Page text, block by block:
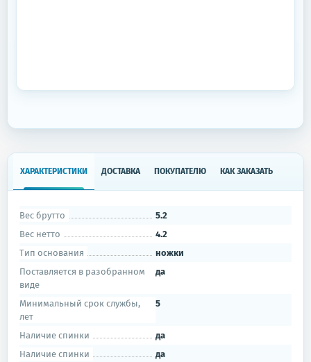
ХАРАКТЕРИСТИКИ ДОСТАВКА ПОКУПАТЕЛЮ КАК ЗАКАЗАТЬ
Вес брутто
5.2
Вес нетто
4.2
Тип основания
ножки
Поставляется в разобранном
виде
да
Минимальный срок службы,
лет
5
Наличие спинки
да
Наличие спинки
да